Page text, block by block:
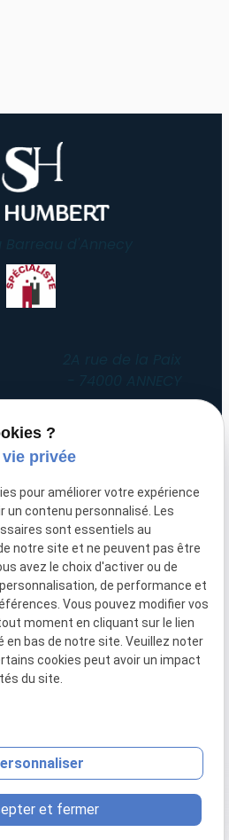
et de 14h00 à 19h00
sur rendez-vous
Plan du
site
Mentions
légales
Politique de
confidentialité
contact_page
Contact
phone
04.50.32.00.11
?
privée
pour améliorer votre expérience
un contenu personnalisé. Les
sont essentiels au
notre site et ne peuvent pas être
avez le choix d'activer ou de
de performance et
Vous pouvez modifier vos
moment en cliquant sur le lien
en bas de notre site. Veuillez noter
cookies peut avoir un impact
du site.
et fermer